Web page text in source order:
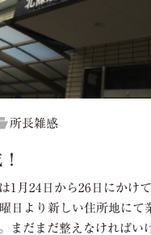
所長雑感
1月24日から26日にかけ
日より新しい住所地にて
まだまだ整えなければい